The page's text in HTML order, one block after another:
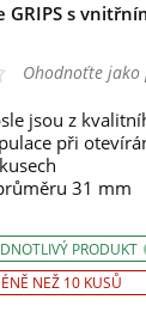
GRIPS s
Ohodnoťte jako
jsou z
při
31 mm
PRODUKT
NEŽ 10 KUSŮ